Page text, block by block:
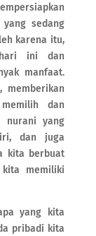
sedang
karena itu,
ini dan
manfaat.
memberikan
dan
nurani yang
dan juga
kita berbuat
memiliki
yang kita
pribadi kita